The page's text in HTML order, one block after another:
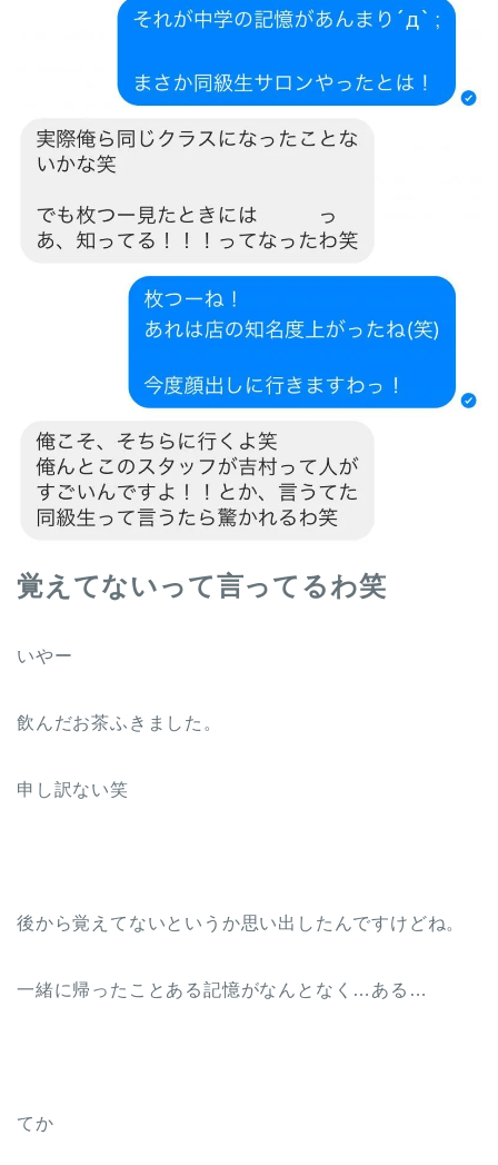
覚えてないって言ってるわ笑
いやー
飲んだお茶ふきました。
申し訳ない笑
後から覚えてないというか思い出したんですけどね。
一緒に帰ったことある記憶がなんとなく…ある…
てか